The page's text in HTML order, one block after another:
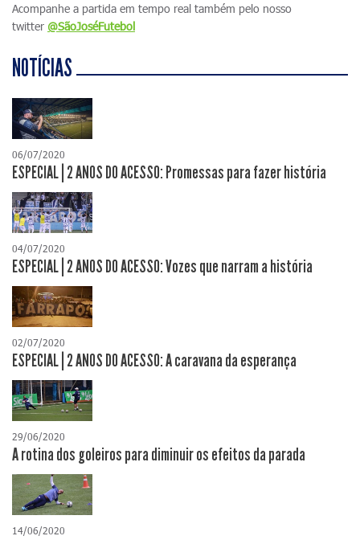
Acompanhe a partida em tempo real também pelo nosso
twitter @SãoJoséFutebol
NOTÍCIAS
06/07/2020
ESPECIAL | 2 ANOS DO ACESSO: Promessas para fazer história
04/07/2020
ESPECIAL | 2 ANOS DO ACESSO: Vozes que narram a história
02/07/2020
ESPECIAL | 2 ANOS DO ACESSO: A caravana da esperança
29/06/2020
A rotina dos goleiros para diminuir os efeitos da parada
14/06/2020